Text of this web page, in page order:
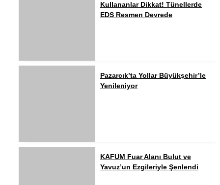
Kullananlar Dikkat! Tünellerde
EDS Resmen Devrede
Pazarcık’ta Yollar Büyükşehir’le
Yenileniyor
KAFUM Fuar Alanı Bulut ve
Yavuz’un Ezgileriyle Şenlendi